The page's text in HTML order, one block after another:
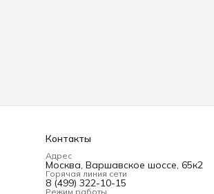
Контакты
Адрес
Москва, Варшавское шоссе, 65к2
Горячая линия сети
8 (499) 322-10-15
Режим работы